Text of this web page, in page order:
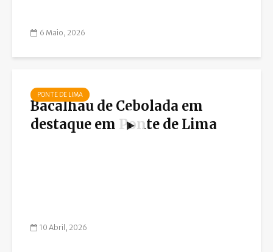
6 Maio, 2026
PONTE DE LIMA
Bacalhau de Cebolada em
destaque em Ponte de Lima
10 Abril, 2026